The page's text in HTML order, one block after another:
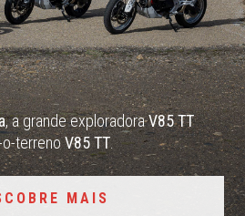
, a grande exploradoraV85 TT
o-terrenoV85 TT.
MAIS